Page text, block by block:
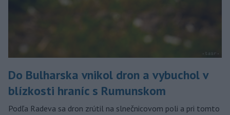
Do Bulharska vnikol dron a vybuchol v
blízkosti hraníc s Rumunskom
Podľa Radeva sa dron zrútil na slnečnicovom poli a pri tomto